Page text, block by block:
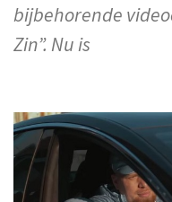
bijbehorende
Zin”. Nu is